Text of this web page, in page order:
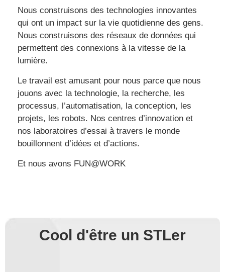
Nous construisons des technologies innovantes
qui ont un impact sur la vie quotidienne des gens.
Nous construisons des réseaux de données qui
permettent des connexions à la vitesse de la
lumière.
Le travail est amusant pour nous parce que nous
jouons avec la technologie, la recherche, les
processus, l’automatisation, la conception, les
projets, les robots. Nos centres d’innovation et
nos laboratoires d’essai à travers le monde
bouillonnent d’idées et d’actions.
Et nous avons FUN@WORK
Cool d'être un STLer